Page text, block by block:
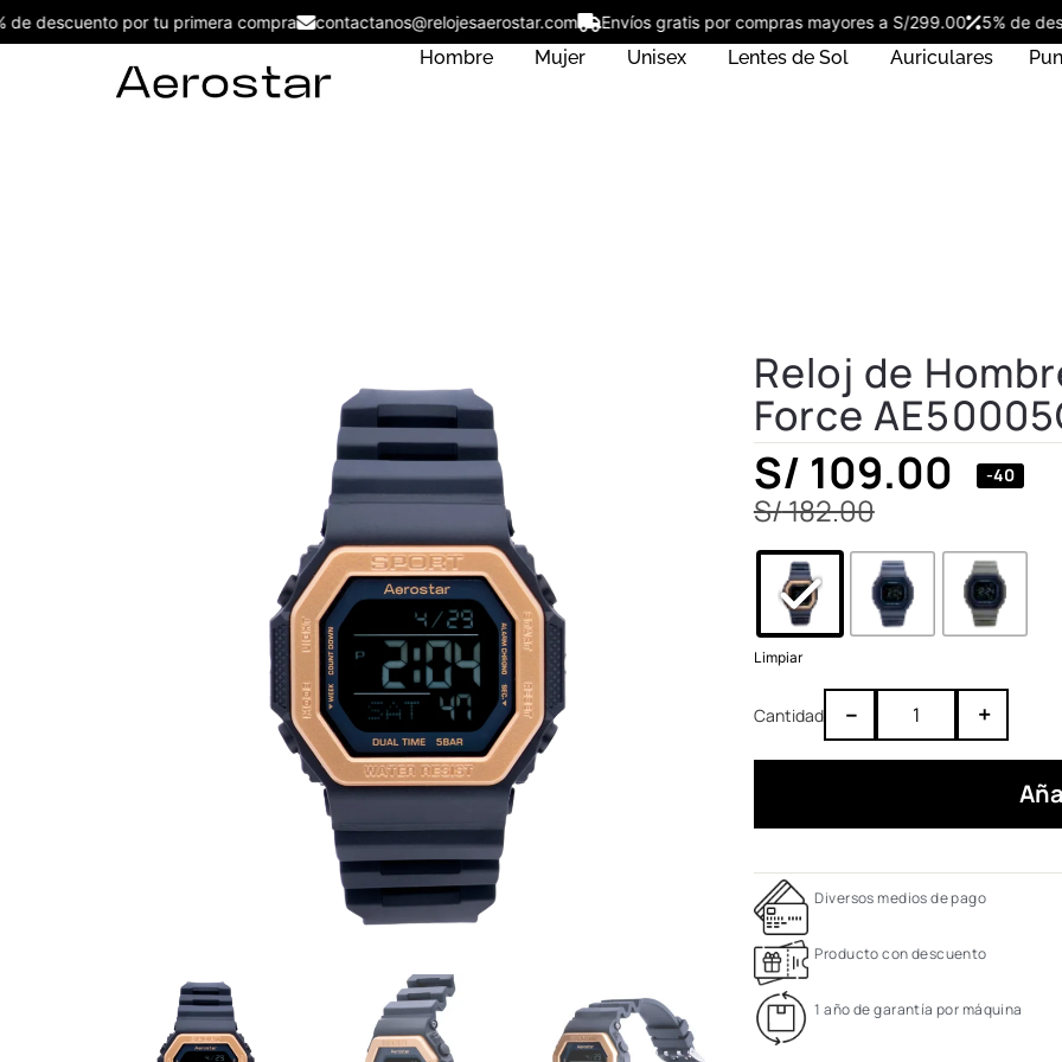
5% de descuento por tu primera compra contactanos@relojesaerostar.com Envíos gratis por compras mayores a S/299.00 5%
Hombre Mujer Unisex Lentes de Sol Auriculares
Reloj de
Force
S/182.00
S/ 109.00 -40
Limpiar
– +
Diversos medios de pago
Producto con descuento
1 año de garantía por máquina